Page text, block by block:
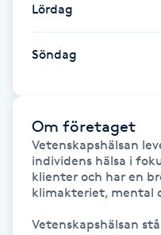
Huduppstramning
Hyperhidros
Hypnos
Lördag
Söndag
Om företaget
Vetenskapshälsan
individens hälsa i
klienter och har en
klimakteriet, mental
Vetenskapshälsan